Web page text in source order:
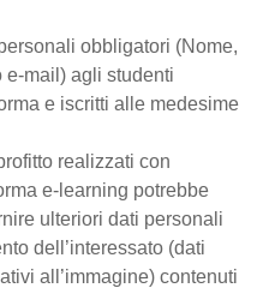
obbligatori (Nome,
mail) agli studenti
e iscritti alle medesime
realizzati con
e-learning potrebbe
ulteriori dati personali
dell’interessato (dati
all’immagine) contenuti